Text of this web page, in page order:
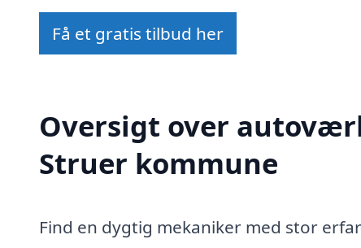
Få et gratis tilbud her
Oversigt over
Struer kommune
Find en dygtig mekaniker med stor